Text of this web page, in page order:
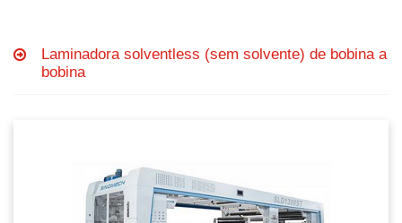
Laminadora solventless (sem solvente) de bobina a
bobina